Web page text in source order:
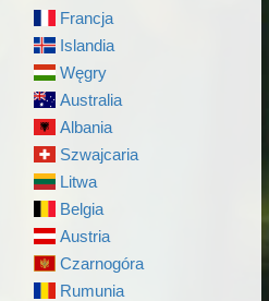
Francja
Islandia
Węgry
Australia
Albania
Szwajcaria
Litwa
Belgia
Austria
Czarnogóra
Rumunia